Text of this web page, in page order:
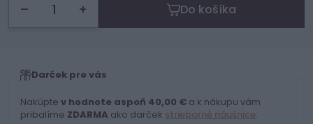
– + Do košíka
Darček pre vás
Nakúpte v hodnote aspoň 40,00 € a k nákupu vám
pribalíme ZDARMA ako darček strieborné náušnice.